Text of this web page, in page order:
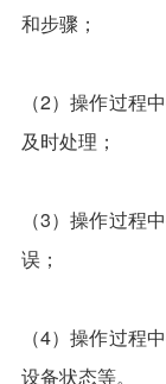
和步骤；
（2）操作过程
及时处理；
（3）操作过程
误；
（4）操作过程
设备状态等。